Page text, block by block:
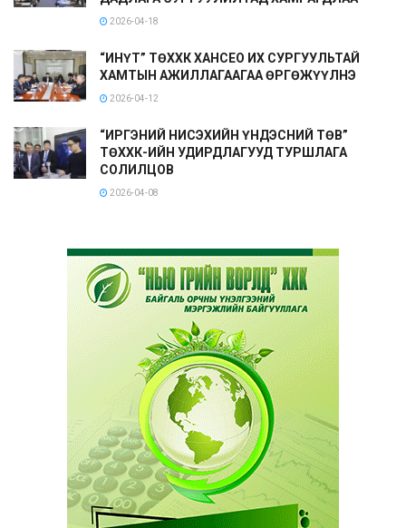
2026-04-18
“ИНҮТ” ТӨХХК ХАНСЕО ИХ СУРГУУЛЬТАЙ
ХАМТЫН АЖИЛЛАГААГАА ӨРГӨЖҮҮЛНЭ
2026-04-12
“ИРГЭНИЙ НИСЭХИЙН ҮНДЭСНИЙ ТӨВ”
ТӨХХК-ИЙН УДИРДЛАГУУД ТУРШЛАГА
СОЛИЛЦОВ
2026-04-08